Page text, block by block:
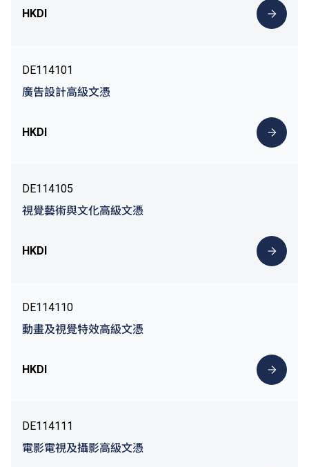
HKDI
DE114101
廣告設計高級文憑
HKDI
DE114105
視覺藝術與文化高級文憑
HKDI
DE114110
動畫及視覺特效高級文憑
HKDI
DE114111
電影電視及攝影高級文憑